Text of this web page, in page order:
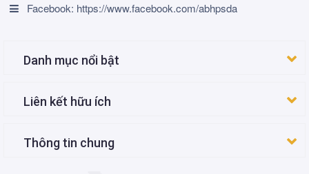
Facebook: https://www.facebook.com/abhpsda
Danh mục nổi bật
Liên kết hữu ích
Thông tin chung